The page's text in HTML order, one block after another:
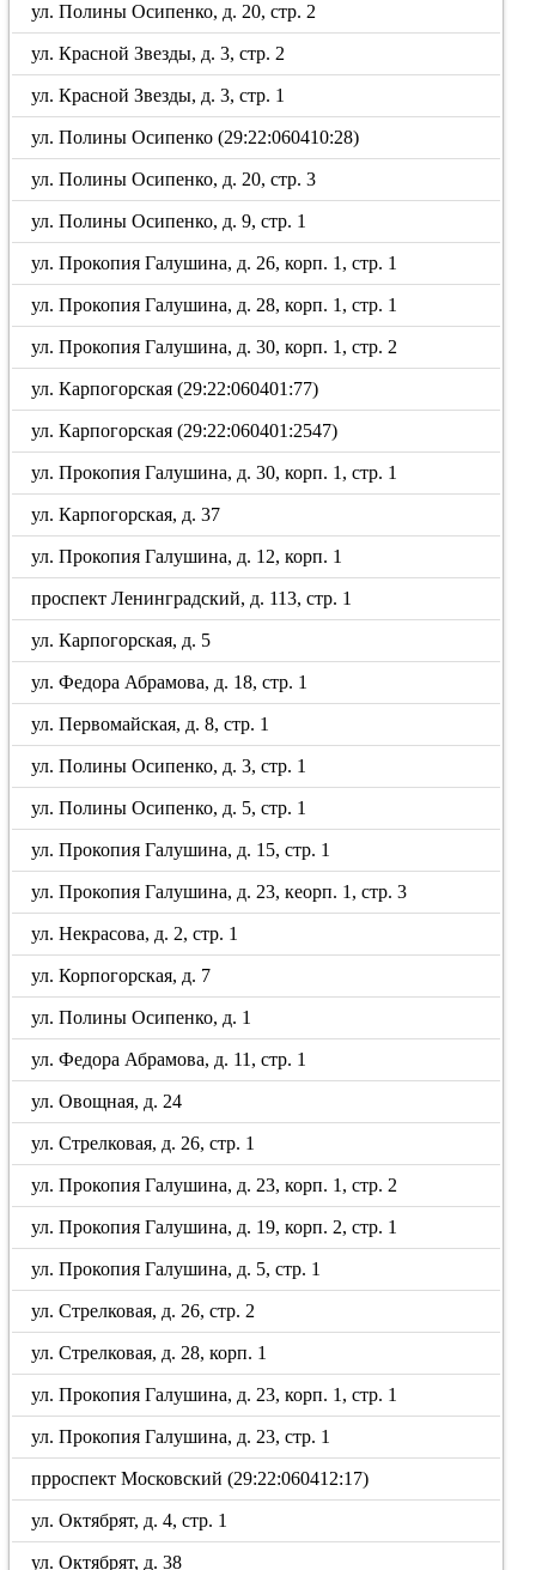
ул. Полины Осипенко, д. 20, стр. 2
ул. Красной Звезды, д. 3, стр. 2
ул. Красной Звезды, д. 3, стр. 1
ул. Полины Осипенко (29:22:060410:28)
ул. Полины Осипенко, д. 20, стр. 3
ул. Полины Осипенко, д. 9, стр. 1
ул. Прокопия Галушина, д. 26, корп. 1, стр. 1
ул. Прокопия Галушина, д. 28, корп. 1, стр. 1
ул. Прокопия Галушина, д. 30, корп. 1, стр. 2
ул. Карпогорская (29:22:060401:77)
ул. Карпогорская (29:22:060401:2547)
ул. Прокопия Галушина, д. 30, корп. 1, стр. 1
ул. Карпогорская, д. 37
ул. Прокопия Галушина, д. 12, корп. 1
проспект Ленинградский, д. 113, стр. 1
ул. Карпогорская, д. 5
ул. Федора Абрамова, д. 18, стр. 1
ул. Первомайская, д. 8, стр. 1
ул. Полины Осипенко, д. 3, стр. 1
ул. Полины Осипенко, д. 5, стр. 1
ул. Прокопия Галушина, д. 15, стр. 1
ул. Прокопия Галушина, д. 23, кеорп. 1, стр. 3
ул. Некрасова, д. 2, стр. 1
ул. Корпогорская, д. 7
ул. Полины Осипенко, д. 1
ул. Федора Абрамова, д. 11, стр. 1
ул. Овощная, д. 24
ул. Стрелковая, д. 26, стр. 1
ул. Прокопия Галушина, д. 23, корп. 1, стр. 2
ул. Прокопия Галушина, д. 19, корп. 2, стр. 1
ул. Прокопия Галушина, д. 5, стр. 1
ул. Стрелковая, д. 26, стр. 2
ул. Стрелковая, д. 28, корп. 1
ул. Прокопия Галушина, д. 23, корп. 1, стр. 1
ул. Прокопия Галушина, д. 23, стр. 1
прроспект Московский (29:22:060412:17)
ул. Октябрят, д. 4, стр. 1
ул. Октябрят, д. 38